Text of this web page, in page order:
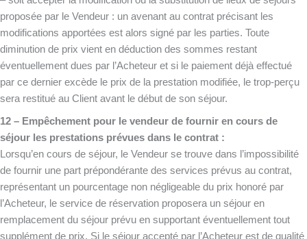
proposée par le Vendeur : un avenant au contrat précisant les
modifications apportées est alors signé par les parties. Toute
diminution de prix vient en déduction des sommes restant
éventuellement dues par l’Acheteur et si le paiement déjà effectué
par ce dernier excède le prix de la prestation modifiée, le trop-perçu
sera restitué au Client avant le début de son séjour.
12 – Empêchement pour le vendeur de fournir en cours de
séjour les prestations prévues dans le contrat :
Lorsqu’en cours de séjour, le Vendeur se trouve dans l’impossibilité
de fournir une part prépondérante des services prévus au contrat,
représentant un pourcentage non négligeable du prix honoré par
l’Acheteur, le service de réservation proposera un séjour en
remplacement du séjour prévu en supportant éventuellement tout
supplément de prix. Si le séjour accepté par l’Acheteur est de qualité